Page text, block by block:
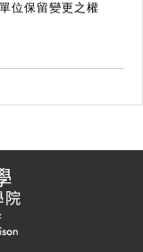
位保留變更之權